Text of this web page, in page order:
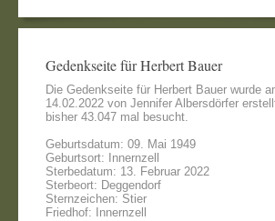
Gedenkseite für Herbert Bauer
Die Gedenkseite für Herbert Bauer wurde
14.02.2022 von Jennifer Albersdörfer
bisher 43.047 mal besucht.
Geburtsdatum: 09. Mai 1949
Geburtsort: Innernzell
Sterbedatum: 13. Februar 2022
Sterbeort: Deggendorf
Sternzeichen: Stier
Friedhof: Innernzell